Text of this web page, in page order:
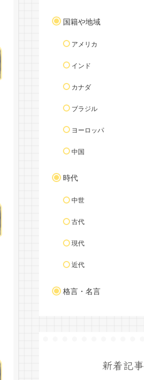
国籍や地域
アメリカ
インド
カナダ
ブラジル
ヨーロッパ
中国
時代
中世
古代
現代
近代
格言・名言
新着記事